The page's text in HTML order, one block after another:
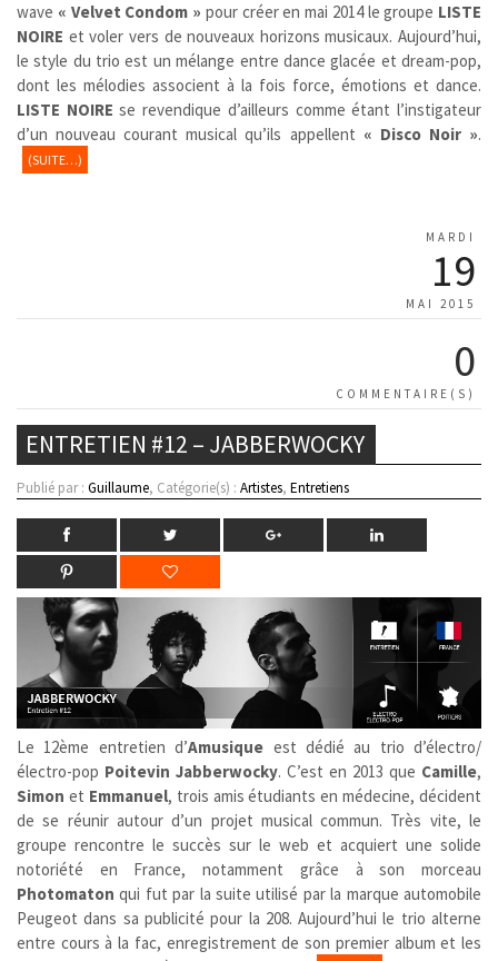
wave « Velvet Condom » pour créer en mai 2014 le groupe LISTE
NOIRE et voler vers de nouveaux horizons musicaux. Aujourd’hui,
le style du trio est un mélange entre dance glacée et dream-pop,
dont les mélodies associent à la fois force, émotions et dance.
LISTE NOIRE se revendique d’ailleurs comme étant l’instigateur
d’un nouveau courant musical qu’ils appellent « Disco Noir ».
(SUITE…)
MARDI
19
MAI 2015
0
COMMENTAIRE(S)
ENTRETIEN #12 – JABBERWOCKY
Publié par : Guillaume, Catégorie(s) : Artistes, Entretiens
Le 12ème entretien d’Amusique est dédié au trio d’électro/
électro-pop Poitevin Jabberwocky. C’est en 2013 que Camille,
Simon et Emmanuel, trois amis étudiants en médecine, décident
de se réunir autour d’un projet musical commun. Très vite, le
groupe rencontre le succès sur le web et acquiert une solide
notoriété en France, notamment grâce à son morceau
Photomaton qui fut par la suite utilisé par la marque automobile
Peugeot dans sa publicité pour la 208. Aujourd’hui le trio alterne
entre cours à la fac, enregistrement de son premier album et les